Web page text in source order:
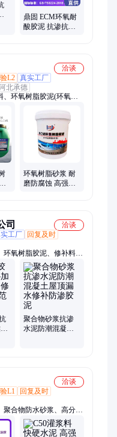
鼎固 ECM环氧耐
酸胶泥 抗渗抗冻
洽谈
L2 真实工厂
北承德
环氧树脂胶泥(环氧砂
沙处理剂、道路修补
剂、防碳化涂料、自流
封缝胶、防腐砂浆、聚
环氧树脂砂浆 耐
磨防腐蚀 高强粘
司
洽谈
工厂
回复及时
环氧树脂胶泥、修补料、
鼓胶、修补砂浆、加固
、界面剂、环氧树脂结
108胶粉、道路抢修料
聚合物砂浆抗渗
水泥防潮混凝土
洽谈
L1
回复及时
聚合物防水砂浆、高分子
、高强无收缩灌浆料、
布胶、108胶粉、聚合